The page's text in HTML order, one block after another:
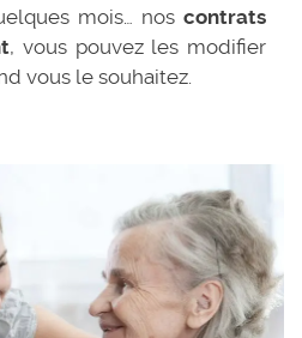
mois… nos contrats
, vous pouvez les modifier
vous le souhaitez.